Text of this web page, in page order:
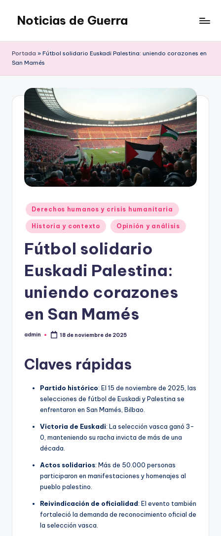
Saltar
contenido
Noticias de Guerra
Portada » Fútbol solidario Euskadi Palestina: uniendo corazones en
San Mamés
Publicado
en
Derechos humanos y crisis humanitaria
Historia y contexto Opinión y análisis
Fútbol solidario
Euskadi Palestina:
uniendo corazones
en San Mamés
Publicado
admin 18 de noviembre de 2025
Claves rápidas
Partido histórico: El 15 de noviembre de 2025, las
selecciones de fútbol de Euskadi y Palestina se
enfrentaron en San Mamés, Bilbao.
Victoria de Euskadi: La selección vasca ganó 3-
0, manteniendo su racha invicta de más de una
década.
Actos solidarios: Más de 50.000 personas
participaron en manifestaciones y homenajes al
pueblo palestino.
Reivindicación de oficialidad: El evento también
fortaleció la demanda de reconocimiento oficial de
la selección vasca.